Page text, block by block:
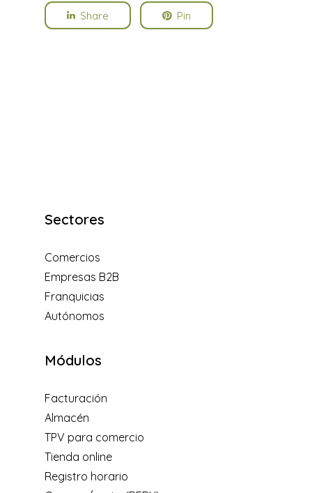
Share Pin
Sectores
Comercios
Empresas B2B
Franquicias
Autónomos
Módulos
Facturación
Almacén
TPV para comercio
Tienda online
Registro horario